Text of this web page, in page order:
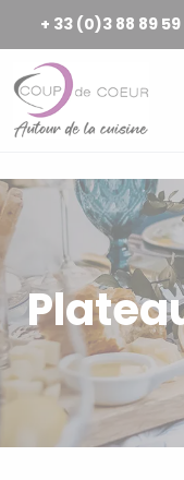
+ 33 (0)3 88 89 59
Panneau de gestion